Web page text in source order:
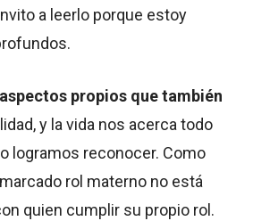
a leerlo porque estoy
propios que también
y la vida nos acerca todo
logramos reconocer. Como
rol materno no está
quien cumplir su propio rol.